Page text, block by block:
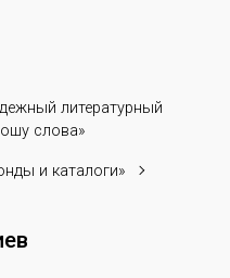
литературный
слова»
и каталоги»